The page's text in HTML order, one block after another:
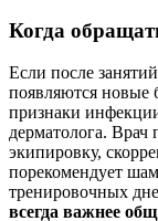
Когда
Если после
появляются новые
признаки
дерматолога. Врач
экипировку,
порекомендует
тренировочных
всегда важнее